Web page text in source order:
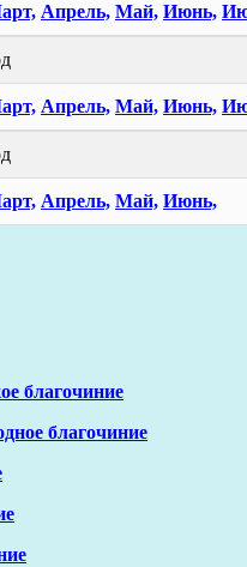
Апрель, Май, Июнь,
Апрель, Май, Июнь,
Апрель, Май, Июнь,
благочиние
благочиние